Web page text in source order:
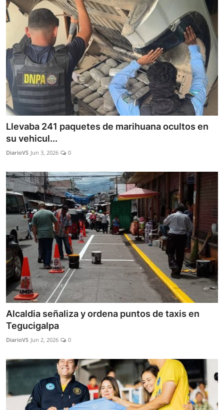
Llevaba 241 paquetes de marihuana ocultos en
su vehicul...
DiarioVS Jun 3, 2026 0
Alcaldia señaliza y ordena puntos de taxis en
Tegucigalpa
DiarioVS Jun 2, 2026 0